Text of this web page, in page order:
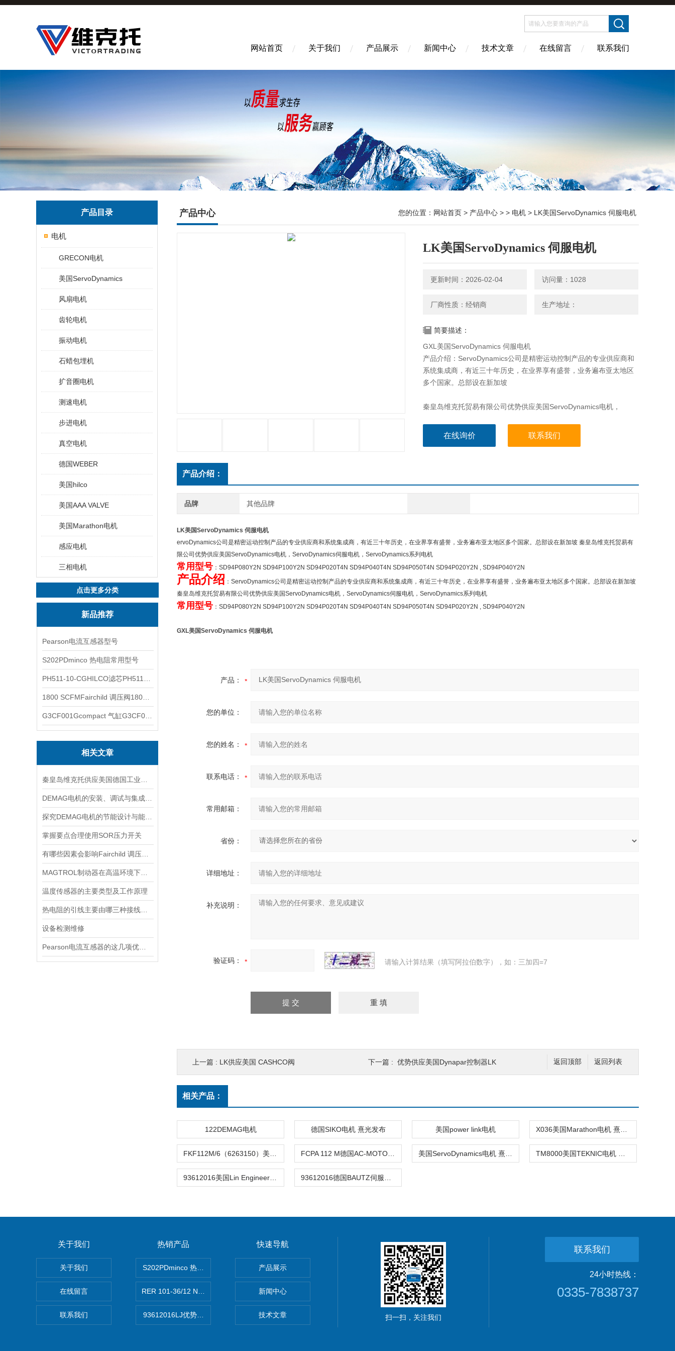
网站首页 关于我们 产品展示 新闻中心 技术文章 在线留言 联系我们
产品目录
电机
GRECON电机
美国ServoDynamics
风扇电机
齿轮电机
振动电机
石蜡包埋机
扩音圈电机
测速电机
步进电机
真空电机
德国WEBER
美国hilco
美国AAA VALVE
美国Marathon电机
感应电机
三相电机
点击更多分类
新品推荐
Pearson电流互感器型号
S202PDminco 热电阻常用型号
相关文章
掌握要点合理使用SOR压力开关
温度传感器的主要类型及工作原理
设备检测维修
产品中心 您的位置： 网站首页 > 产品中心 > > 电机 > LK美国ServoDynamics 伺服电机
LK美国ServoDynamics 伺服电机
更新时间：2026-02-04 访问量：1028
厂商性质：经销商 生产地址：
简要描述：
GXL美国ServoDynamics 伺服电机
产品介绍：ServoDynamics公司是精密运动控制产品的专业供应商和
系统集成商，有近三十年历史，在业界享有盛誉，业务遍布亚太地区
多个国家。总部设在新加坡
秦皇岛维克托贸易有限公司优势供应美国ServoDynamics电机，
在线询价 联系我们
产品介绍：
品牌 其他品牌
LK美国ServoDynamics 伺服电机
ervoDynamics公司是精密运动控制产品的专业供应商和系统集成商，有近三十年历史，在业界享有盛誉，业务遍布亚太地区多个国家。总部设在新加坡 秦皇岛维克托贸易有
限公司优势供应美国ServoDynamics电机，ServoDynamics伺服电机，ServoDynamics系列电机
常用型号 ：SD94P080Y2N SD94P100Y2N SD94P020T4N SD94P040T4N SD94P050T4N SD94P020Y2N , SD94P040Y2N
产品介绍 ：ServoDynamics公司是精密运动控制产品的专业供应商和系统集成商，有近三十年历史，在业界享有盛誉，业务遍布亚太地区多个国家。总部设在新加坡
秦皇岛维克托贸易有限公司优势供应美国ServoDynamics电机，ServoDynamics伺服电机，ServoDynamics系列电机
常用型号 ：SD94P080Y2N SD94P100Y2N SD94P020T4N SD94P040T4N SD94P050T4N SD94P020Y2N , SD94P040Y2N
GXL美国ServoDynamics 伺服电机
产品：
您的单位：
您的姓名：
联系电话：
常用邮箱：
省份：
详细地址：
补充说明：
验证码： 请输入计算结果（填写阿拉伯数字），如：三加四=7
返回列表
返回顶部
上一篇 : LK供应美国 CASHCO阀 下一篇 : 优势供应美国Dynapar控制器LK
相关产品：
122DEMAG电机 德国SIKO电机 熹光发布 美国power link电机
关于我们
关于我们
在线留言
联系我们
热销产品
S202PDminco 热电阻
RER 101-36/12 NHH离心EBMPAPST 风扇
93612016LJ优势供应美国BEI编码器
快速导航
产品展示
新闻中心
技术文章 扫一扫，关注我们
联系我们
24小时热线：
0335-7838737